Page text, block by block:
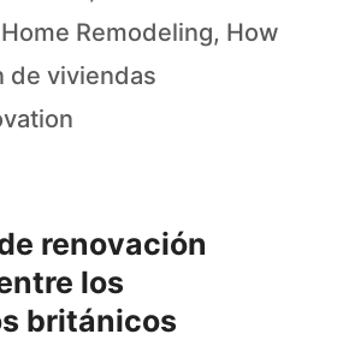
Home Remodeling, How
de viviendas
renovación
los
británicos